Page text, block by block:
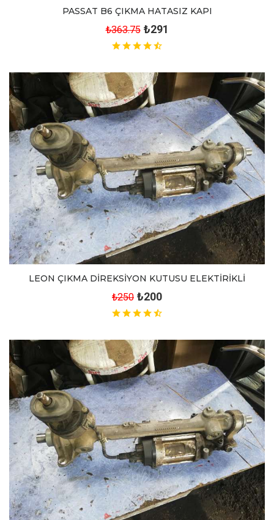
PASSAT B6 ÇIKMA HATASIZ KAPI
₺363.75 ₺291
LEON ÇIKMA DİREKSİYON KUTUSU ELEKTİRİKLİ
₺250 ₺200